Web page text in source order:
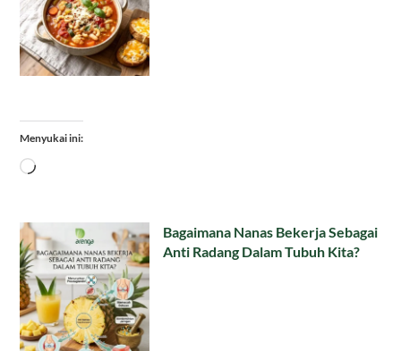
Menyukai ini:
Memuat...
Bagaimana Nanas Bekerja Sebagai
Anti Radang Dalam Tubuh Kita?